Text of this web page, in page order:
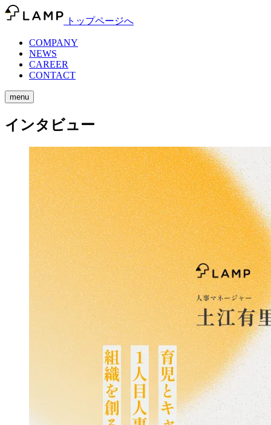
トップページへ
COMPANY
NEWS
CAREER
CONTACT
menu
インタビュー